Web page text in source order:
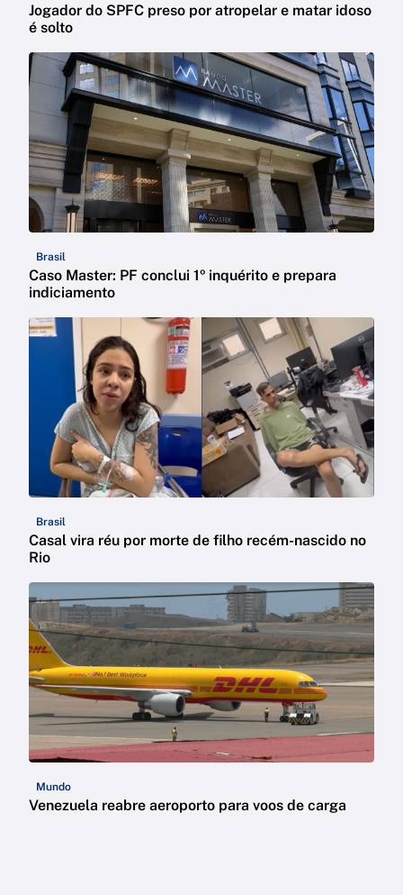
Jogador do SPFC preso por atropelar e matar idoso
é solto
Brasil
Caso Master: PF conclui 1º inquérito e prepara
indiciamento
Brasil
Casal vira réu por morte de filho recém-nascido no
Rio
Mundo
Venezuela reabre aeroporto para voos de carga